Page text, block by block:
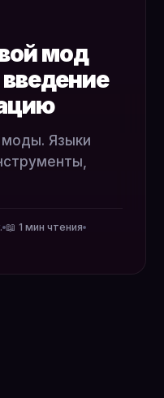
мод
моды. Языки
📖 1 мин чтения